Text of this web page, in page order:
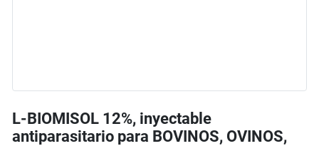
L-BIOMISOL 12%, inyectable
antiparasitario para BOVINOS, OVINOS,